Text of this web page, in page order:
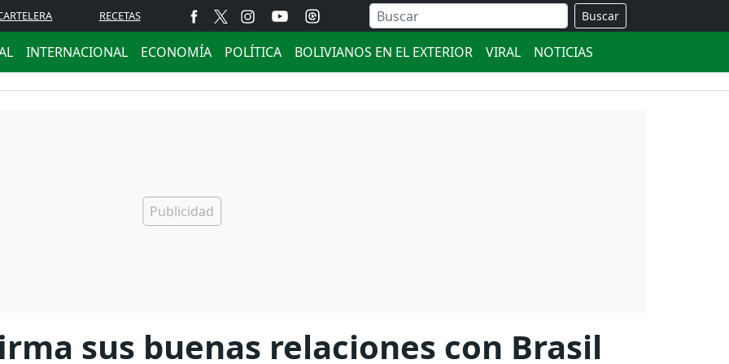
RECETAS Buscar
INTERNACIONAL ECONOMÍA POLÍTICA BOLIVIANOS EN EL EXTERIOR VIRAL NOTICIAS
sus buenas relaciones con Brasil